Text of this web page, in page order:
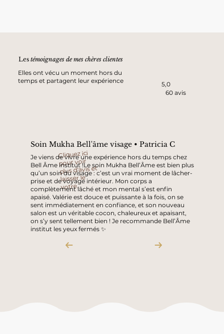
Lestémoignages de mes chères clientes
Elles ont vécu un moment hors du
temps et partagent leur expérience
5,0
60 avis
Cliquez ici
pour voir
plus d'avis et
laisser le
votre.
Soin Mukha Bell'âme visage • Patricia C
Je viens de vivre une expérience hors du temps chez
Bell Âme institut !Le soin Mukha Bell’Âme est bien plus
qu’un soin du visage : c’est un vrai moment de lâcher-
prise et de voyage intérieur. Mon corps a
complètement lâché et mon mental s’est enfin
apaisé. Valérie est douce et puissante à la fois, on se
sent immédiatement en confiance, et son nouveau
salon est un véritable cocon, chaleureux et apaisant,
on s’y sent tellement bien ! Je recommande Bell’Âme
institut les yeux fermés ✨